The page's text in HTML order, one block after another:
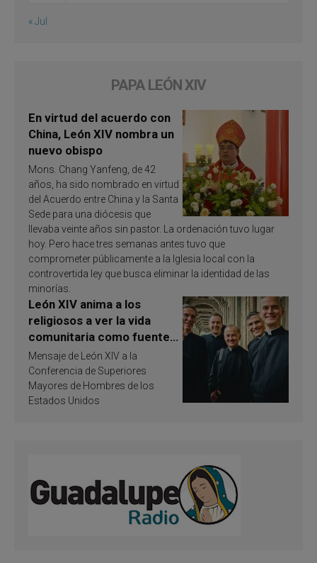
« Jul
PAPA LEÓN XIV
En virtud del acuerdo con
China, León XIV nombra un
nuevo obispo
Mons. Chang Yanfeng, de 42
años, ha sido nombrado en virtud
del Acuerdo entre China y la Santa
Sede para una diócesis que
llevaba veinte años sin pastor. La ordenación tuvo lugar
hoy. Pero hace tres semanas antes tuvo que
comprometer públicamente a la Iglesia local con la
controvertida ley que busca eliminar la identidad de las
minorías.
León XIV anima a los
religiosos a ver la vida
comunitaria como fuente
de inspiración y
santificación
Mensaje de León XIV a la
Conferencia de Superiores
Mayores de Hombres de los
Estados Unidos